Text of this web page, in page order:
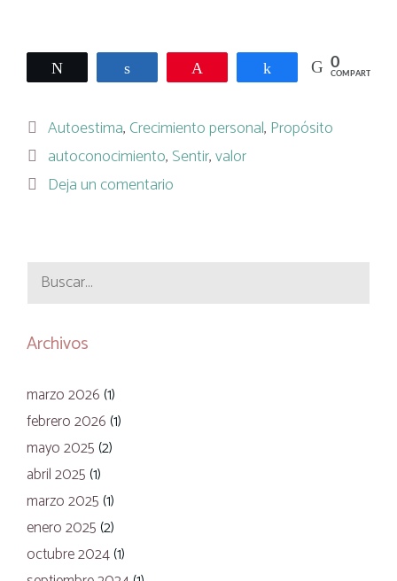
Compartir Compartir
0
COMPARTIR
Categorías
Autoestima, Crecimiento personal, Propósito
Etiquetas
autoconocimiento, Sentir,valor
Deja un comentario
Buscar:
Archivos
marzo 2026 (1)
febrero 2026 (1)
mayo 2025 (2)
abril 2025 (1)
marzo 2025 (1)
enero 2025 (2)
octubre 2024(1)